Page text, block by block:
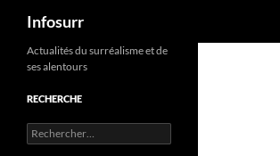
Aller
contenu
Infosurr
Actualités du surréalisme et de
ses alentours
RECHERCHE
Rechercher :